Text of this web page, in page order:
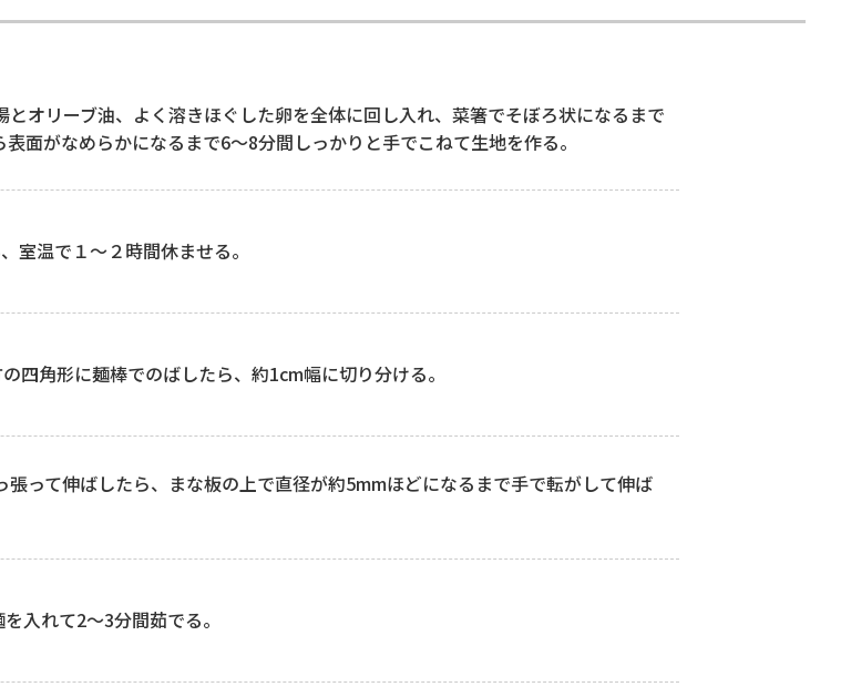
オリーブ油、よく溶きほぐした卵を全体に回し入れ、菜箸でそぼろ状になるまで
面がなめらかになるまで6～8分間しっかりと手でこねて生地を作る。
室温で１～２時間休ませる。
四角形に麺棒でのばしたら、約1cm幅に切り分ける。
って伸ばしたら、まな板の上で直径が約5mmほどになるまで手で転がして伸ば
入れて2～3分間茹でる。